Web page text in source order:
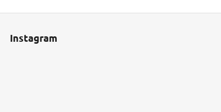
u
Instagram